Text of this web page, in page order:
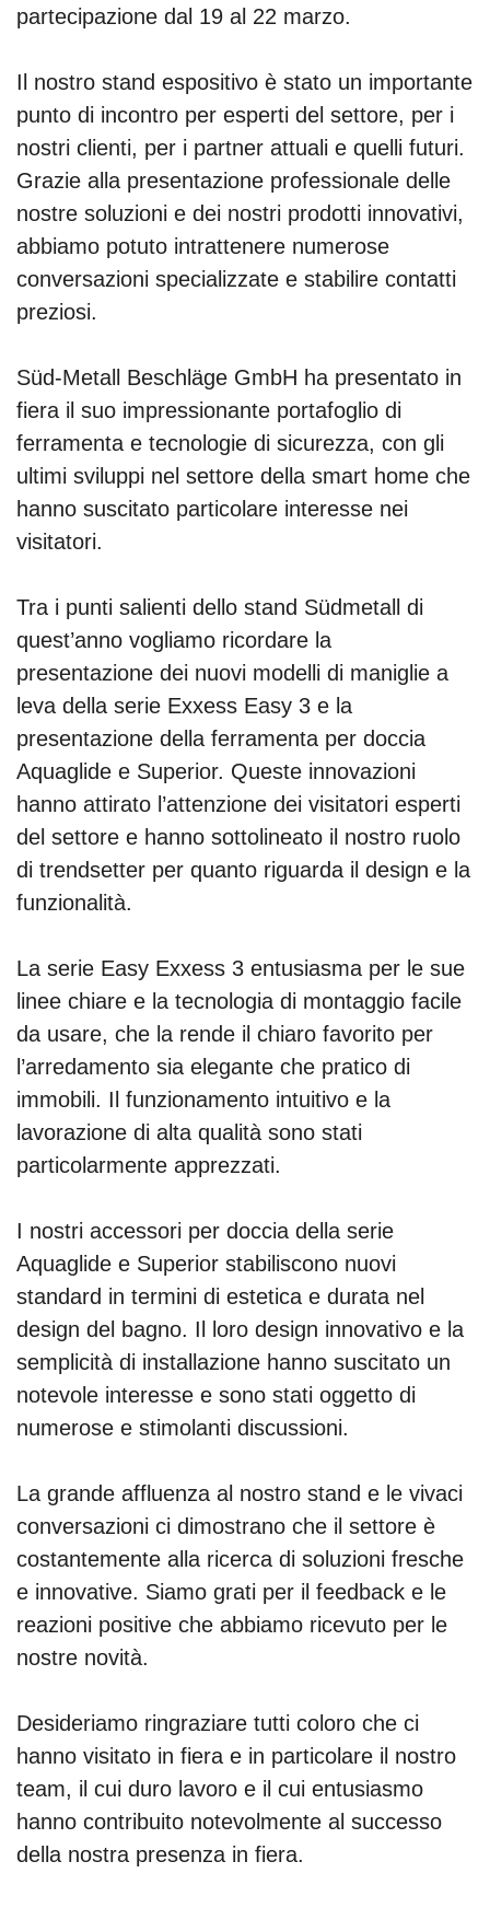
partecipazione dal 19 al 22 marzo.
Il nostro stand espositivo è stato un importante
punto di incontro per esperti del settore, per i
nostri clienti, per i partner attuali e quelli futuri.
Grazie alla presentazione professionale delle
nostre soluzioni e dei nostri prodotti innovativi,
abbiamo potuto intrattenere numerose
conversazioni specializzate e stabilire contatti
preziosi.
Süd-Metall Beschläge GmbH ha presentato in
fiera il suo impressionante portafoglio di
ferramenta e tecnologie di sicurezza, con gli
ultimi sviluppi nel settore della smart home che
hanno suscitato particolare interesse nei
visitatori.
Tra i punti salienti dello stand Südmetall di
quest’anno vogliamo ricordare la
presentazione dei nuovi modelli di maniglie a
leva della serie Exxess Easy 3 e la
presentazione della ferramenta per doccia
Aquaglide e Superior. Queste innovazioni
hanno attirato l’attenzione dei visitatori esperti
del settore e hanno sottolineato il nostro ruolo
di trendsetter per quanto riguarda il design e la
funzionalità.
La serie Easy Exxess 3 entusiasma per le sue
linee chiare e la tecnologia di montaggio facile
da usare, che la rende il chiaro favorito per
l’arredamento sia elegante che pratico di
immobili. Il funzionamento intuitivo e la
lavorazione di alta qualità sono stati
particolarmente apprezzati.
I nostri accessori per doccia della serie
Aquaglide e Superior stabiliscono nuovi
standard in termini di estetica e durata nel
design del bagno. Il loro design innovativo e la
semplicità di installazione hanno suscitato un
notevole interesse e sono stati oggetto di
numerose e stimolanti discussioni.
La grande affluenza al nostro stand e le vivaci
conversazioni ci dimostrano che il settore è
costantemente alla ricerca di soluzioni fresche
e innovative. Siamo grati per il feedback e le
reazioni positive che abbiamo ricevuto per le
nostre novità.
Desideriamo ringraziare tutti coloro che ci
hanno visitato in fiera e in particolare il nostro
team, il cui duro lavoro e il cui entusiasmo
hanno contribuito notevolmente al successo
della nostra presenza in fiera.